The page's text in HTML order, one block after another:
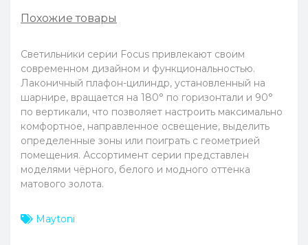
Похожие товары
Светильники серии Focus привлекают своим
современном дизайном и функциональностью.
Лаконичный плафон-цилиндр, установленный на
шарнире, вращается на 180° по горизонтали и 90°
по вертикали, что позволяет настроить максимально
комфортное, направленное освещение, выделить
определенные зоны или поиграть с геометрией
помещения. Ассортимент серии представлен
моделями чёрного, белого и модного оттенка
матового золота.
Maytoni